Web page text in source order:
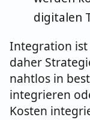
digitalen
Integration ist
daher
nahtlos in
integrieren
Kosten